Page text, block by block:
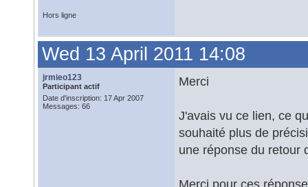
Hors ligne
Wed 13 April 2011 14:08
jrmieo123
Participant actif
Date d'inscription: 17 Apr 2007
Messages: 66
Merci
J'avais vu ce lien, ce
souhaité plus de
une réponse du retour
Merci pour ces